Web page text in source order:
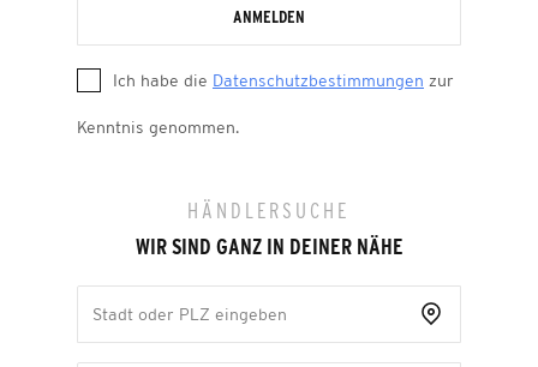
ANMELDEN
Ich habe die Datenschutzbestimmungen zur
Kenntnis genommen.
HÄNDLERSUCHE
WIR SIND GANZ IN DEINER NÄHE